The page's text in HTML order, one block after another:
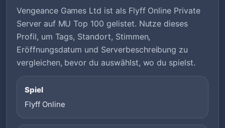
Vengeance Games Ltd ist als Flyff Online Private
Server auf MU Top 100 gelistet. Nutze dieses
Profil, um Tags, Standort, Stimmen,
Eröffnungsdatum und Serverbeschreibung zu
vergleichen, bevor du auswählst, wo du spielst.
Spiel
Flyff Online